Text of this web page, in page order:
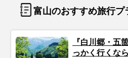
富山のおすすめ旅行プ
『白川郷・五
っかく行くな